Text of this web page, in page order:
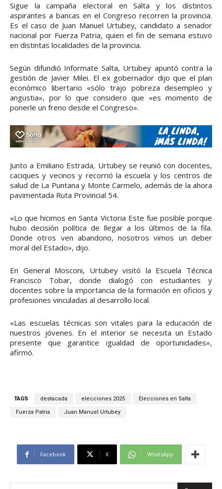
Sigue la campaña electoral en Salta y los distintos
aspirantes a bancas en el Congreso recorren la provincia.
Es el caso de Juan Manuel Urtubey, candidato a senador
nacional por Fuerza Patria, quien el fin de semana estuvo
en distintas localidades de la provincia.
Según difundió Informate Salta, Urtubey apuntó contra la
gestión de Javier Milei. El ex gobernador dijo que el plan
económico libertario «sólo trajo pobreza desempleo y
angustia», por lo que considero que «es momento de
ponerle un freno desde el Congreso».
Junto a Emiliano Estrada, Urtubey se reunió con docentes,
caciques y vecinos y recorrió la escuela y los centros de
salud de La Puntana y Monte Carmelo, además de la ahora
pavimentada Ruta Provincial 54.
«Lo que hicimos en Santa Victoria Este fue posible porque
hubo decisión política de llegar a los últimos de la fila.
Donde otros ven abandono, nosotros vimos un deber
moral del Estado», dijo.
En General Mosconi, Urtubey visitó la Escuela Técnica
Francisco Tobar, donde dialogó con estudiantes y
docentes sobre la importancia de la formación en oficios y
profesiones vinculadas al desarrollo local.
«Las escuelas técnicas son vitales para la educación de
nuestros jóvenes. En el interior se necesita un Estado
presente que garantice igualdad de oportunidades»,
afirmó.
TAGS destacada elecciones 2025 Elecciones en Salta
Fuerza Patria Juan Manuel Urtubey
Facebook X WhatsApp